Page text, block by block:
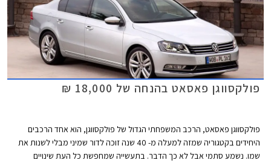
פולקסווגן פאסאט בהנחה של 18,000 ₪
פולקסווגן פאסאט, הרכב המשפחתי הגדול של פולקסווגן, הוא אחד הרכבים
היחידים בקטגוריה שמזה למעלה מ- 40 שנה זוכה לדור שמיני מבלי לשנות את
שמו. נשמע סתמי אבל לא כך הדבר. בתעשייה שמחפשת כל העת שינויים